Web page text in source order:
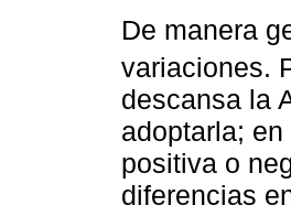
De manera
variaciones.
descansa la
adoptarla;
positiva o
diferencias